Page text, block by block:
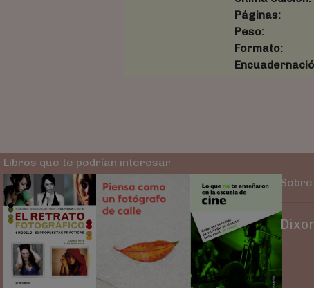
Páginas:
Peso:
Formato:
Libros que te podrían interesar